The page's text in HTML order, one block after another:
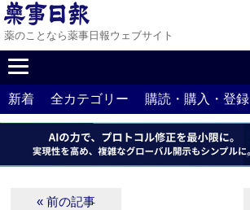
薬のことなら薬事日報ウェブサイト
新着 全カテゴリー 購読・購入・登録
« 前の記事